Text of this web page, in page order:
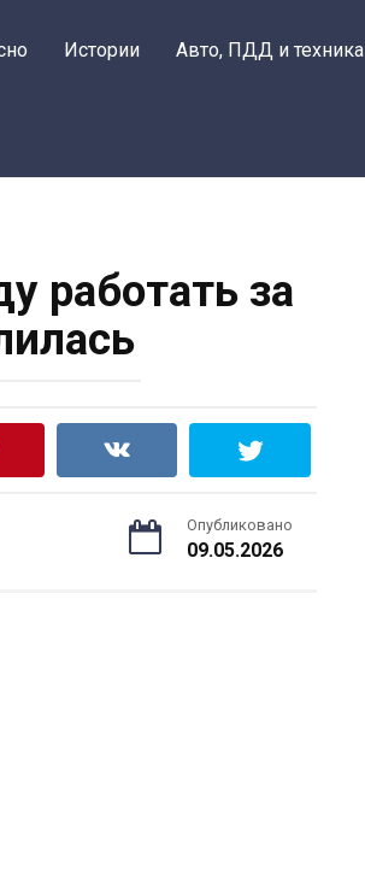
Истории Авто, ПДД и техника
работать за
Опубликовано
09.05.2026